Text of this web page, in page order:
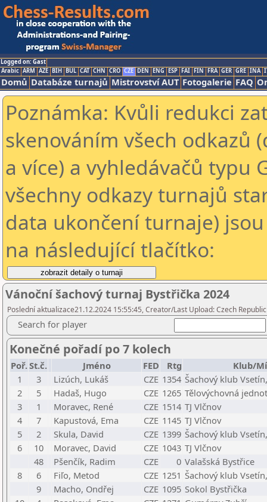
Logged on: Gast
Arabic ARM AZE BIH BUL CAT CHN CRO CZE DEN ENG ESP FAI FIN FRA GER GRE INA
Domů Databáze turnajů Mistrovství AUT Fotogalerie FAQ
Poznámka: Kvůli redukci
skenováním všech odkazů
a více) a vyhledávačů typu
všechny odkazy turnajů
data ukončení turnaje)
na následující tlačítko:
Vánoční šachový turnaj Bystřička 2024
Poslední aktualizace21.12.2024 15:55:45, Creator/Last Upload: Czech
Search for player
Konečné pořadí po 7 kolech
Poř.St.č. Jméno FED Rtg
Klub/
1
3 Lizúch, Lukáš CZE 1354 Šachový klub
2
5 Hadaš, Hugo CZE 1265 Tělovýchovná
3
1 Moravec, René CZE 1514 TJ Vlčnov
4
7 Kapustová, Ema CZE 1145 TJ Vlčnov
5
2 Skula, David CZE 1399 Šachový klub
6
10 Moravec, David CZE 1043 TJ Vlčnov
48
Pšenčík, Radim CZE 0 Valašská Bystřice
8
6 Fiľo, Metod CZE 1251 Šachový klub
9
Macho, Ondřej CZE 1095 Sokol Bystřička